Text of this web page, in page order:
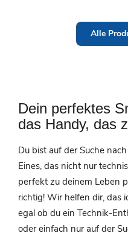
Alle
Dein perfektes
das Handy, das
Du bist auf der Suche
Eines, das nicht nur
perfekt zu deinem Leben
richtig! Wir helfen dir, das
egal ob du ein Technik-
oder einfach nur auf der